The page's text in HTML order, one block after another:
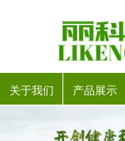
关于我们 产品展示